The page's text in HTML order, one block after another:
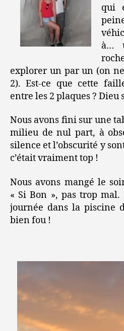
qui
à…
explorer un par un (on
2). Est-ce que cette
entre les 2 plaques ? Dieu
Nous avons fini sur une
milieu de nul part, à
silence et l’obscurité y
c’était vraiment top !
Nous avons mangé le
« Si Bon », pas trop
journée dans la piscine
bien fou !